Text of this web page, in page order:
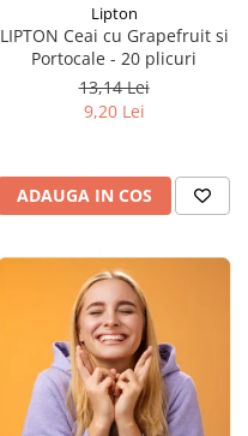
Lipton
LIPTON Ceai cu Grapefruit si
Portocale - 20 plicuri
13,14 Lei
9,20 Lei
ADAUGA IN COS